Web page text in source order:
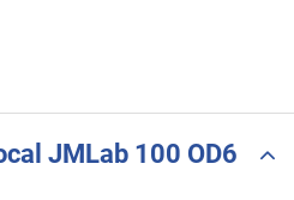
JMLab 100 OD6